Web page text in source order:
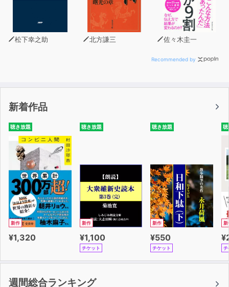
松下幸之助 北方謙三 佐々木圭一
Recommended by
新着作品
聴き放題
新作
¥1,320
聴き放題
新作
¥1,100
チケット
聴き放題
新作
¥550
チケット
聴
新
チ
週間総合ランキング